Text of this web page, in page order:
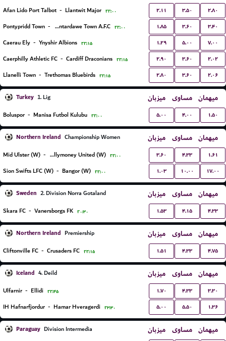
Afan Lido Port Talbot - Llantwit Major ۲۲:۰۰ ۲.۱۱ ۳.۵۰ ۲.۸۰
Pontypridd Town - Pontardawe Town A.F.C. ۲۲:۰۰ ۱.۸۵ ۳.۶۰ ۳.۴۰
Caerau Ely - Ynyshir Albions ۲۲:۱۵ ۱.۲۹ ۵.۰۰ ۷.۰۰
Caerphilly Athletic FC - Cardiff Draconians ۲۲:۱۵ ۲.۹۰ ۳.۶۰ ۲.۰۲
Llanelli Town - Trethomas Bluebirds ۲۲:۱۵ ۲.۸۰ ۳.۶۰ ۲.۰۶
Turkey 1. Lig میزبان مساوی میهمان
Boluspor - Manisa Futbol Kulubu ۲۲:۰۰ ۵.۰۰ ۴.۰۰ ۱.۵۰
Northern Ireland Championship Women میزبان مساوی میهمان
Mid Ulster (W) - Ballymoney United (W) ۲۲:۰۰ ۳.۶۰ ۴.۳۳ ۱.۶۱
Sion Swifts LFC (W) - Bangor (W) ۲۲:۰۰ ۱.۰۳ ۱۰.۰۰ ۱۷.۰۰
Sweden 2. Division Norra Gotaland میزبان مساوی میهمان
Skara FC - Vanersborgs FK ۲۰:۳۰ ۱.۵۳ ۴.۱۵ ۴.۳۳
Northern Ireland Premiership میزبان مساوی میهمان
Cliftonville FC - Crusaders FC ۲۲:۱۵ ۱.۵۱ ۴.۳۳ ۴.۷۵
Iceland 4. Deild میزبان مساوی میهمان
Ulfarnir - Ellidi ۲۲:۴۵ ۱.۷۰ ۴.۳۳ ۳.۳۰
IH Hafnarfjordur - Hamar Hveragerdi ۲۳:۳۰ ۵.۰۰ ۵.۵۰ ۱.۳۶
Paraguay Division Intermedia میزبان مساوی میهمان